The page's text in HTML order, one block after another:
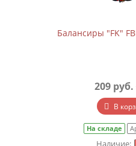
Балансиры "FK"
209 руб.
В
На складе